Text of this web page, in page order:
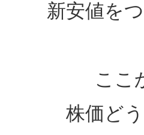
新安値を
ここ
株価ど